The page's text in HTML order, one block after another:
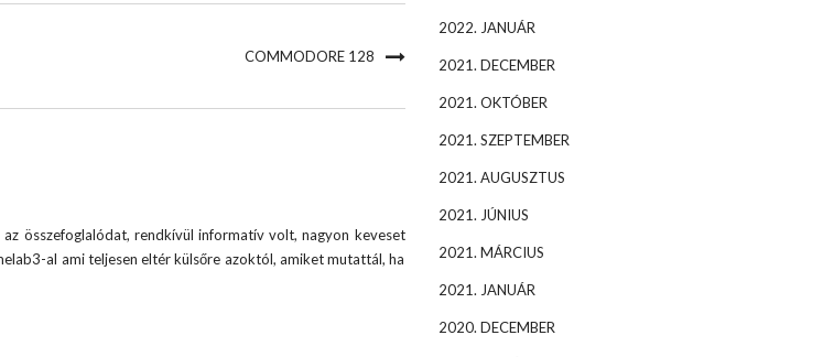
COMMODORE 128
összefoglalódat, rendkívül informatív volt, nagyon keveset
al ami teljesen eltér külsőre azoktól, amiket mutattál, ha
2022. JANUÁR
2021. DECEMBER
2021. OKTÓBER
2021. SZEPTEMBER
2021. AUGUSZTUS
2021. JÚNIUS
2021. MÁRCIUS
2021. JANUÁR
2020. DECEMBER